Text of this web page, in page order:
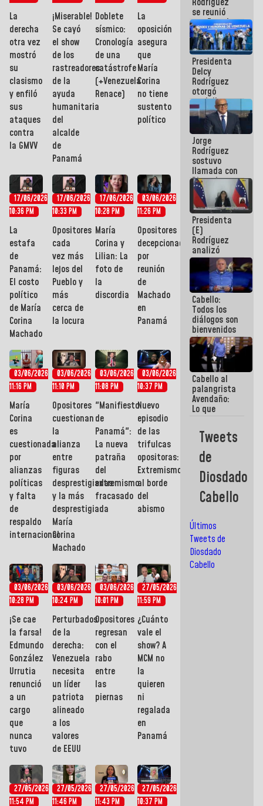
La
derecha
otra vez
mostró
su
clasismo
y enfiló
sus
ataques
contra
la GMVV
¡Miserable!
Se cayó
el show
de los
rastreadores
de la
ayuda
humanitaria
del
alcalde
de
Panamá
Doblete
sísmico:
Cronología
de una
catástrofe
(+Venezuela
Renace)
La
oposición
asegura
que
María
Corina
no tiene
sustento
político
17/06/2026
10:36 PM
La
estafa
de
Panamá:
El costo
político
de María
Corina
Machado
17/06/2026
10:33 PM
Opositores
cada
vez más
lejos del
Pueblo y
más
cerca de
la locura
17/06/2026
10:28 PM
María
Corina y
Lilian: La
foto de
la
discordia
03/06/2026
11:26 PM
Opositores
decepcionados
por
reunión
de
Machado
en
Panamá
03/06/2026
11:16 PM
María
Corina
es
cuestionada
por
alianzas
políticas
y falta
de
respaldo
internacional
03/06/2026
11:10 PM
Opositores
cuestionan
la
alianza
entre
figuras
desprestigiadas
y la más
desprestigiada
María
Corina
Machado
03/06/2026
11:08 PM
"Manifiesto
de
Panamá":
La nueva
patraña
del
extremismo
fracasado
03/06/2026
10:37 PM
Nuevo
episodio
de las
trifulcas
opositoras:
Extremismo
al borde
del
abismo
03/06/2026
10:28 PM
¡Se cae
la farsa!
Edmundo
González
Urrutia
renunció
a un
cargo
que
nunca
tuvo
03/06/2026
10:24 PM
Perturbados
de la
derecha:
Venezuela
necesita
un líder
patriota
alineado
a los
valores
de EEUU
03/06/2026
10:01 PM
Opositores
regresan
con el
rabo
entre
las
piernas
27/05/2026
11:59 PM
¿Cuánto
vale el
show? A
MCM no
la
quieren
ni
regalada
en
Panamá
27/05/2026
11:54 PM
27/05/2026
11:46 PM
27/05/2026
11:43 PM
27/05/2026
10:37 PM
se reunió
con Estado
Mayor
Eléctrico
para
abordar
planes de
acción
Presidenta
Delcy
Rodríguez
otorgó
medalla
"Héroe de
Venezuela"
a servidores
públicos
Jorge
Rodríguez
sostuvo
llamada con
Dinorah
Figuera y
acuerdan
primer
encuentro
presencial
para el
diálogo
Presidenta
(E)
Rodríguez
analizó
junto a
gobernadores
planes de
recuperación
del Sistema
Eléctrico
Nacional
Cabello:
Todos los
diálogos son
bienvenidos
siempre que
estén en el
marco de la
Constitución
de la
República
Cabello al
palangrista
Avendaño:
Lo que
escribir
hazlo hoy
por que no
sabemos si
la semana
que viene
hay
programa
Tweets
de
Diosdado
Cabello
Últimos
Tweets de
Diosdado
Cabello